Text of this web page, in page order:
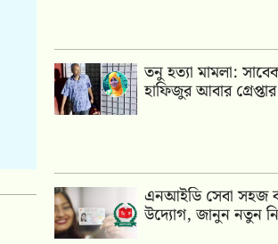
তনু হত্যা মামলা:
হাফিজুর আবার গ্রেপ্তার
এনআইডি সেবা সহজ
উদ্যোগ, জানুন নতুন